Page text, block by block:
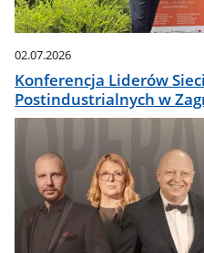
02.07.2026
Konferencja Liderów
Postindustrialnych w